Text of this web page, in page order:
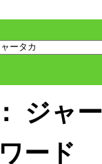
ジャ
ード